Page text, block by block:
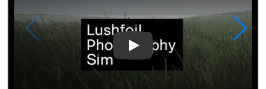
Play Video: Lushfoil